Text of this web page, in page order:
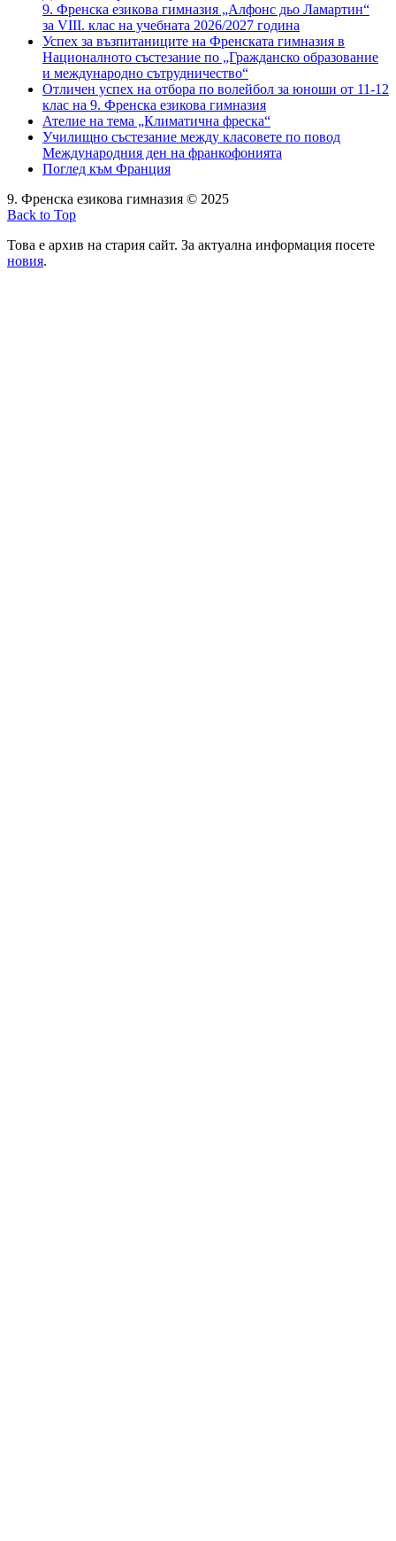
9. Френска езикова гимназия „Алфонс дьо Ламартин“
за VIII. клас на учебната 2026/2027 година
Успех за възпитаниците на Френската гимназия в
Националното състезание по „Гражданско образование
и международно сътрудничество“
Отличен успех на отбора по волейбол за юноши от 11-12
клас на 9. Френска езикова гимназия
Ателие на тема „Климатична фреска“
Училищно състезание между класовете по повод
Международния ден на франкофонията
Поглед към Франция
9. Френска езикова гимназия © 2025
Back to Top
Това е архив на стария сайт. За актуална информация посете
новия.